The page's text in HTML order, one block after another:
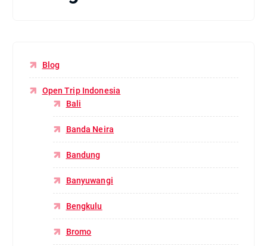
Blog
Open Trip Indonesia
Bali
Banda Neira
Bandung
Banyuwangi
Bengkulu
Bromo